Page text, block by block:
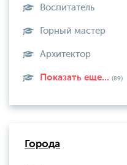
Воспитатель
Горный мастер
Архитектор
Показать еще... (89)
Города